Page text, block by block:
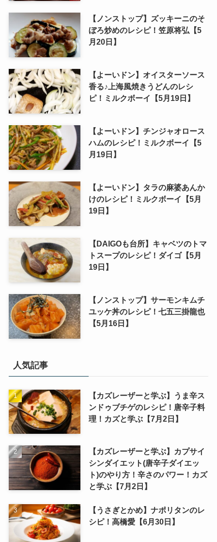
【ノンストップ】ズッキーニのそ
ぼろ炒めのレシピ！笠原将弘【5
月20日】
【よーいドン】オイスターソース
香る♪上海風焼きうどんのレシ
ピ！ミルクボーイ【5月19日】
【よーいドン】チンジャオロース
ハムのレシピ！ミルクボーイ【5
月19日】
【よーいドン】タラの麻婆あんか
けのレシピ！ミルクボーイ【5月
19日】
【DAIGOも台所】キャベツのトマ
トスープのレシピ！ダイゴ【5月
19日】
【ノンストップ】サーモンキムチ
ユッケ丼のレシピ！七五三掛龍也
【5月16日】
人気記事
【カズレーザーと学ぶ】うま辛ス
ンドゥブチゲのレシピ！唐辛子料
理！カズと学ぶ【7月2日】
【カズレーザーと学ぶ】カプサイ
シンダイエット(唐辛子ダイエッ
ト)のやり方！辛さのパワー！カズ
と学ぶ【7月2日】
【うさぎとかめ】ナポリタンのレ
シピ！高橋愛【6月30日】